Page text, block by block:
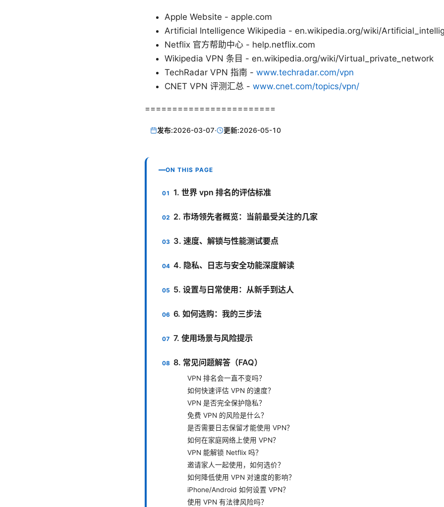
Apple Website - apple.com
Artificial Intelligence Wikipedia - en.wikipedia.org/wiki/
Netflix 官方帮助中心 - help.netflix.com
Wikipedia VPN 条目 - en.wikipedia.org/wiki/Virtual_private_network
TechRadar VPN 指南 - www.techradar.com/vpn
CNET VPN 评测汇总 - www.cnet.com/topics/vpn/
========================
发布:2026-03-07· 更新:2026-05-10
ON THIS PAGE
1. 世界 vpn 排名的评估标准
2. 市场领先者概览：当前最受关注的几家
3. 速度、解锁与性能测试要点
4. 隐私、日志与安全功能深度解读
5. 设置与日常使用：从新手到达人
6. 如何选购：我的三步法
7. 使用场景与风险提示
8. 常见问题解答（FAQ）
VPN 排名会一直不变吗？
如何快速评估 VPN 的速度？
VPN 是否完全保护隐私？
免费 VPN 的风险是什么？
是否需要日志保留才能使用 VPN？
如何在家庭网络上使用 VPN？
VPN 能解锁 Netflix 吗？
邀请家人一起使用，如何选价？
如何降低使用 VPN 对速度的影响？
iPhone/Android 如何设置 VPN？
使用 VPN 有法律风险吗？